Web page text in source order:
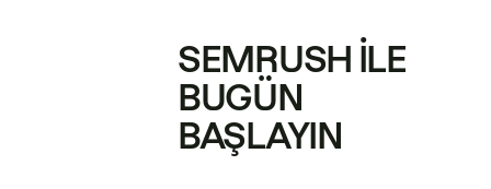
SEMRUSH ILE
BUGÜN
BAŞLAYIN